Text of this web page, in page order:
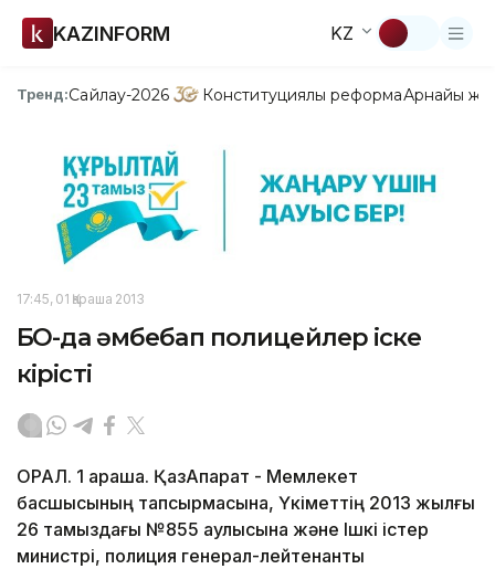
KAZINFORM KZ
Тренд:Сайлау-2026 Конституциялық реформаАрнайы
17:45, 01 Қараша 2013
БҚО-да әмбебап полицейлер іске
кірісті
ОРАЛ. 1 қараша. ҚазАқпарат - Мемлекет
басшысының тапсырмасына, Үкіметтің 2013 жылғы
26 тамыздағы №855 қаулысына және Ішкі істер
министрі, полиция генерал-лейтенанты